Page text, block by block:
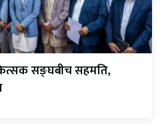
सङ्घबीच सहमति,